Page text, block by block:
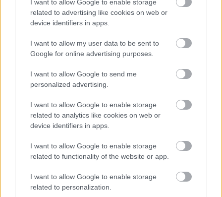
I want to allow Google to enable storage
related to advertising like cookies on web or
device identifiers in apps.
I want to allow my user data to be sent to
Google for online advertising purposes.
I want to allow Google to send me
personalized advertising.
I want to allow Google to enable storage
related to analytics like cookies on web or
device identifiers in apps.
I want to allow Google to enable storage
related to functionality of the website or app.
I want to allow Google to enable storage
related to personalization.
finansējumam ar to
neesot nekāda sakara
“Paldies,ka atnācāt pie
vizītes laikā Sibīrijā
noticis īsts “brīnums”
Pēc kādas topošās
māmiņas ierosinājuma
rindā un 56 eiro, lai
ieteiktu iedzert
“Ibumetin”.” Jāņa
pieredze var likt divreiz
padomāt, pirms
Atcelt Ziņot